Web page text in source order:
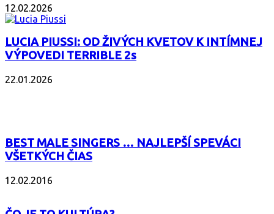
12.02.2026
LUCIA PIUSSI: OD ŽIVÝCH KVETOV K INTÍMNEJ
VÝPOVEDI TERRIBLE 2s
22.01.2026
BEST MALE SINGERS … NAJLEPŠÍ SPEVÁCI
VŠETKÝCH ČIAS
12.02.2016